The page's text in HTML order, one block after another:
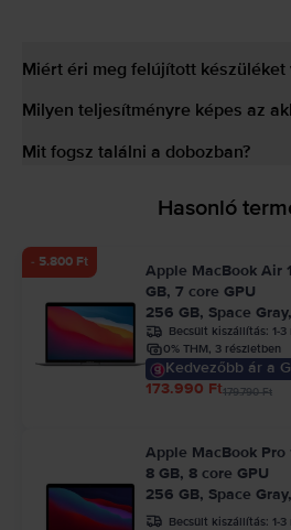
Miért éri meg felújított készüléket
Milyen teljesítményre képes az
Mit fogsz találni a dobozban?
Hasonló
- 5.800 Ft
Apple MacBook Air
GB, 7 core GPU
256 GB, Space
Becsült kiszállítás: 1-
0% THM, 3 részletben
Kedvezőbb ár a
173.990 Ft179.790 Ft
Apple MacBook Pro
8 GB, 8 core GPU
256 GB, Space
Becsült kiszállítás: 1-